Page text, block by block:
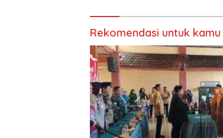
Rekomendasi untuk kamu